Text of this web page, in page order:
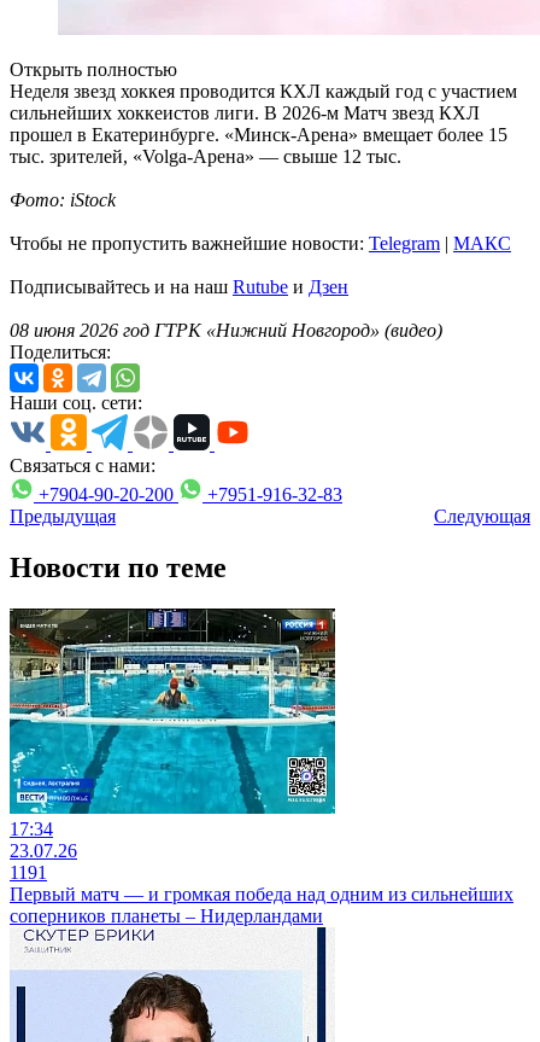
Открыть полностью
Неделя звезд хоккея проводится КХЛ каждый год с участием
сильнейших хоккеистов лиги. В 2026-м Матч звезд КХЛ
прошел в Екатеринбурге. «Минск-Арена» вмещает более 15
тыс. зрителей, «Volga-Арена» — свыше 12 тыс.
Фото: iStock
Чтобы не пропустить важнейшие новости: Telegram | MAКС
Подписывайтесь и на наш Rutube и Дзен
08 июня 2026 год ГТРК «Нижний Новгород» (видео)
Поделиться:
Наши соц. сети:
Связаться с нами:
+7904-90-20-200
+7951-916-32-83
Предыдущая
Следующая
Новости по теме
17:34
23.07.26
1191
Первый матч — и громкая победа над одним из сильнейших
соперников планеты – Нидерландами